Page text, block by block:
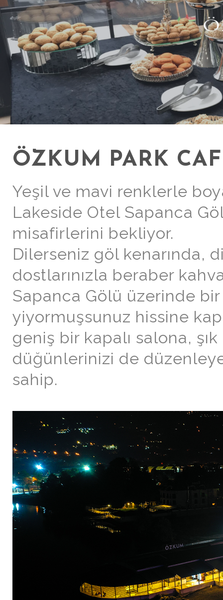
ÖZKUM PARK
Yeşil ve mavi renklerle
Lakeside Otel Sapanca
misafirlerini bekliyor.
Dilerseniz göl kenarında,
dostlarınızla beraber
Sapanca Gölü üzerinde
yiyormuşsunuz hissine
geniş bir kapalı salona,
düğünlerinizi de
sahip.